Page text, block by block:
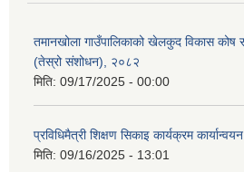
तमानखोला गाउँपालिकाको खेलकुद विकास कोष
(तेस्रो संशोधन), २०८२
मिति: 09/17/2025 - 00:00
प्रविधिमैत्री शिक्षण सिकाइ कार्यक्रम
मिति: 09/16/2025 - 13:01